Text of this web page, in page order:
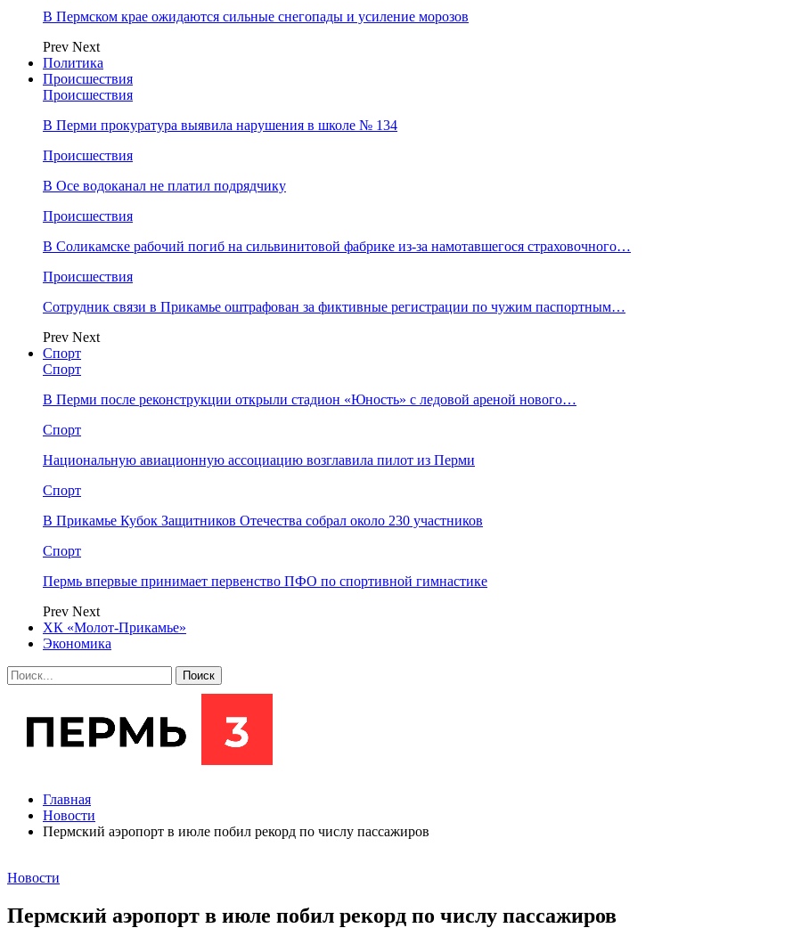
В Пермском крае ожидаются сильные снегопады и усиление морозов
Prev Next
Политика
Происшествия
Происшествия
В Перми прокуратура выявила нарушения в школе № 134
Происшествия
В Осе водоканал не платил подрядчику
Происшествия
В Соликамске рабочий погиб на сильвинитовой фабрике из-за намотавшегося страховочного…
Происшествия
Сотрудник связи в Прикамье оштрафован за фиктивные регистрации по чужим паспортным…
Prev Next
Спорт
Спорт
В Перми после реконструкции открыли стадион «Юность» с ледовой ареной нового…
Спорт
Национальную авиационную ассоциацию возглавила пилот из Перми
Спорт
В Прикамье Кубок Защитников Отечества собрал около 230 участников
Спорт
Пермь впервые принимает первенство ПФО по спортивной гимнастике
Prev Next
ХК «Молот-Прикамье»
Экономика
Главная
Новости
Пермский аэропорт в июле побил рекорд по числу пассажиров
Новости
Пермский аэропорт в июле побил рекорд по числу пассажиров